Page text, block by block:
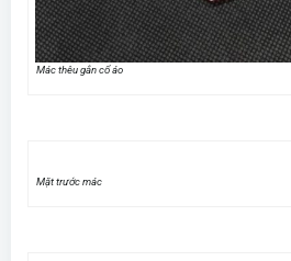
Mác thêu gắn cổ áo
Mặt trước mác